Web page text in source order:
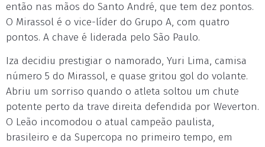
então nas mãos do Santo André, que tem dez pontos.
O Mirassol é o vice-líder do Grupo A, com quatro
pontos. A chave é liderada pelo São Paulo.
Iza decidiu prestigiar o namorado, Yuri Lima, camisa
número 5 do Mirassol, e quase gritou gol do volante.
Abriu um sorriso quando o atleta soltou um chute
potente perto da trave direita defendida por Weverton.
O Leão incomodou o atual campeão paulista,
brasileiro e da Supercopa no primeiro tempo, em